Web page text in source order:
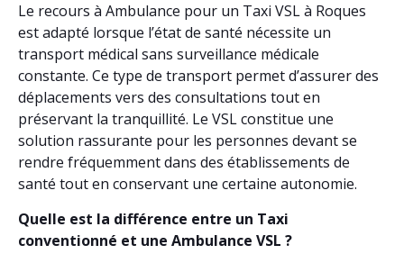
Le recours à Ambulance pour un Taxi VSL à Roques
est adapté lorsque l’état de santé nécessite un
transport médical sans surveillance médicale
constante. Ce type de transport permet d’assurer des
déplacements vers des consultations tout en
préservant la tranquillité. Le VSL constitue une
solution rassurante pour les personnes devant se
rendre fréquemment dans des établissements de
santé tout en conservant une certaine autonomie.
Quelle est la différence entre un Taxi
conventionné et une Ambulance VSL ?